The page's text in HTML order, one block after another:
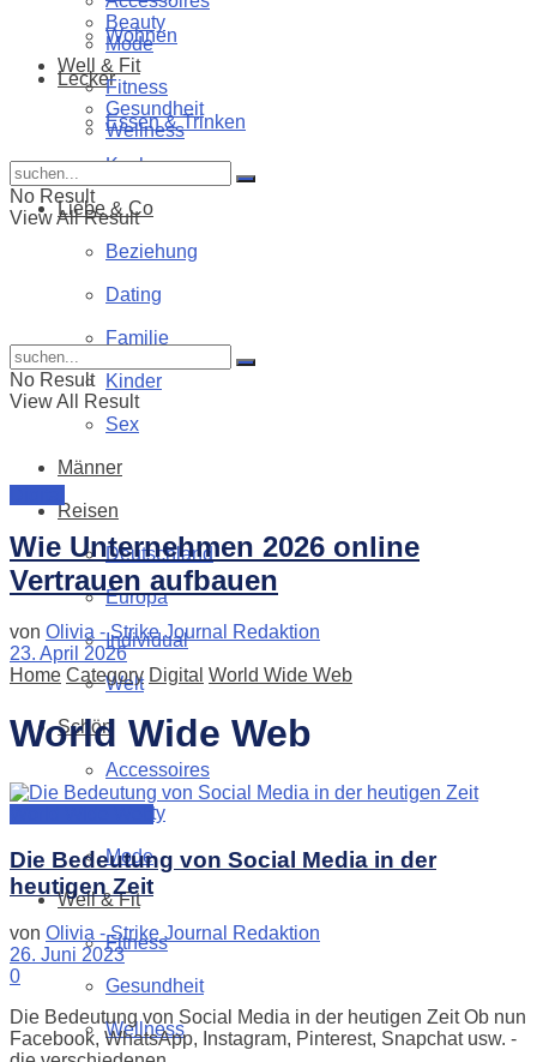
Wohnen
Lecker
Essen & Trinken
Kochen
Liebe & Co
Beziehung
Dating
Familie
Kinder
Sex
Männer
Reisen
Deutschland
Europa
Individual
Welt
Schön
Accessoires
Beauty
Mode
Well & Fit
Fitness
Gesundheit
Wellness
Beauty
Mode
Well & Fit
Fitness
Gesundheit
Wellness
No Result
View All Result
No Result
View All Result
Wie Unternehmen 2026 online
Vertrauen aufbauen
von Olivia - Strike Journal Redaktion
23. April 2026
Home Category Digital World Wide Web
World Wide Web
Die Bedeutung von Social Media in der
heutigen Zeit
von Olivia - Strike Journal Redaktion
26. Juni 2023
0
Die Bedeutung von Social Media in der heutigen Zeit Ob nun
Facebook, WhatsApp, Instagram, Pinterest, Snapchat usw. -